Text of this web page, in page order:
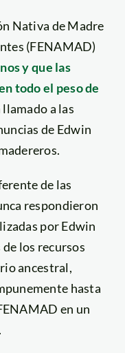
Nativa de Madre
(FENAMAD)
y que las
todo el peso de
a las
de Edwin
de las
respondieron
por Edwin
los recursos
ancestral,
hasta
en un
.